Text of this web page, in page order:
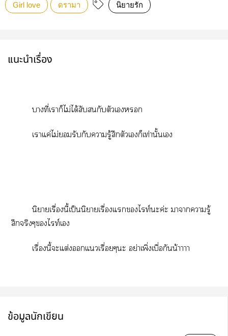
Girl love ดรามา นิยายรัก
แนะนำเรื่อง
บางที่เาก็ไม่ได้สับกับตัวเ
เาแค่ไม่รับกับารู้สึกตัวเก็เท่านั้นเ
นิยายเรื่องนี้เป็นนิยายเรื่องแไท์ะค่ะ าาารู้
สึกจริงๆไท์เ
เรื่องนี้ะแต่งแเรื่อยๆะ อย่าเพิ่งเบื่อกันน้าาาา
ข้อมูลนักเขียน